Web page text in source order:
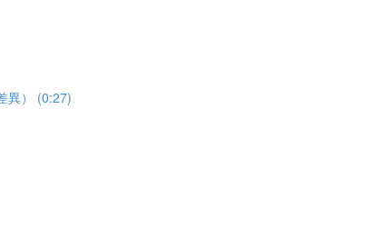
異） (0:27)